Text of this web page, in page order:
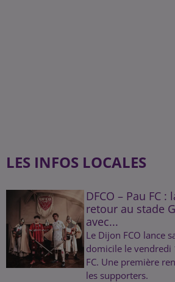
LES INFOS LOCALES
DFCO – Pau FC :
retour au stade
avec...
Le Dijon FCO lance
domicile le vendredi
FC. Une première
les supporters.